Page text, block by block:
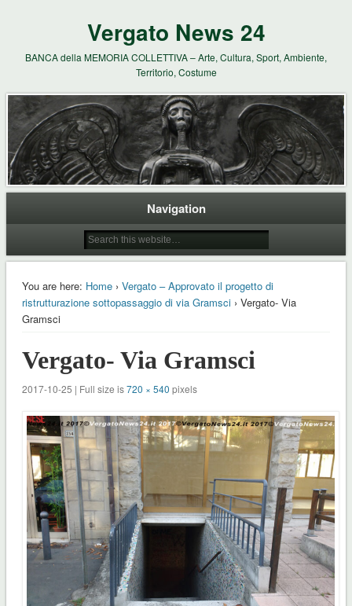
Vergato News 24
BANCA della MEMORIA COLLETTIVA – Arte, Cultura, Sport, Ambiente,
Territorio, Costume
Navigation
You are here: Home› Vergato – Approvato il progetto di
ristrutturazione sottopassaggio di via Gramsci› Vergato- Via
Gramsci
Vergato- Via Gramsci
2017-10-25 | Full size is720 × 540 pixels